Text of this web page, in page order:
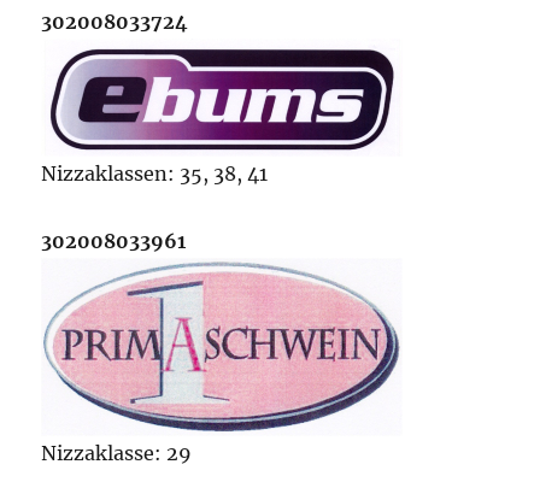
302008033724
Nizzaklassen: 35, 38, 41
302008033961
Nizzaklasse: 29